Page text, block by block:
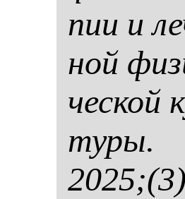
пии и
ной
чес­кой
ту­ры.